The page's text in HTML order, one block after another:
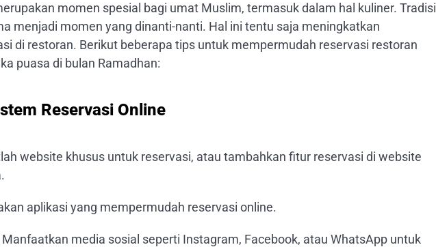
momen spesial bagi umat Muslim, termasuk dalam hal kuliner. Tradisi
menjadi momen yang dinanti-nanti. Hal ini tentu saja meningkatkan
di restoran. Berikut beberapa tips untuk mempermudah reservasi restoran
puasa di bulan Ramadhan:
Reservasi Online
website khusus untuk reservasi, atau tambahkan fitur reservasi di website
aplikasi yang mempermudah reservasi online.
Manfaatkan media sosial seperti Instagram, Facebook, atau WhatsApp untuk